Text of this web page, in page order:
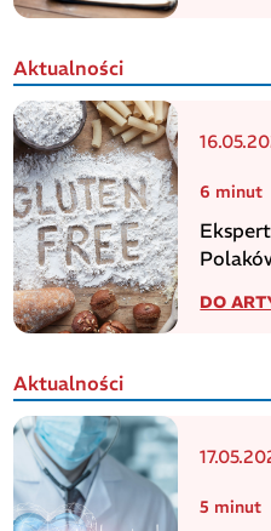
Aktualności
6 minut
DO
Aktualności
5 minut